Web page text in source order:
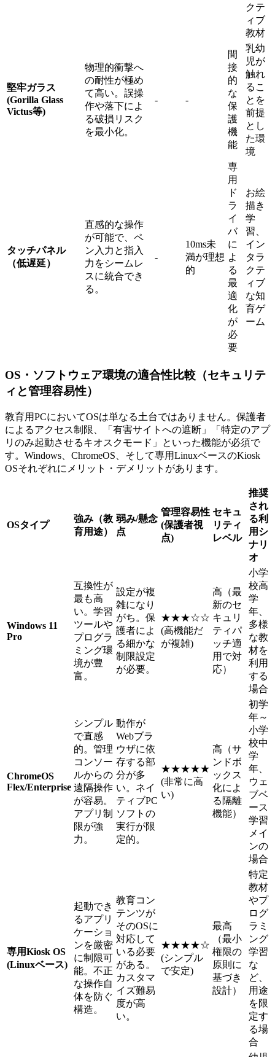
クテ
ィブ
教材
堅牢ガラス
(Gorilla Glass
Victus等)
物理的衝撃へ
の耐性が極め
て高い。誤操
作や落下によ
る破損リスク
を最小化。
- -
間
接
的
な
保
護
機
能
乳幼
児が
触れ
るこ
とを
前提
とし
た環
境
タッチパネル
（低遅延）
直感的な操作
が可能で、ペ
ン入力と指入
力をシームレ
スに統合でき
る。
-
10ms未
満が理想
的
専
用
ド
ラ
イ
バ
に
よ
る
最
適
化
が
必
要
お絵
描き
学
習、
イン
タラ
クテ
ィブ
な知
育ゲ
ーム
OS・ソフトウェア環境の適合性比較（セキュリテ
ィと管理容易性）
教育用PCにおいてOSは単なる土台ではありません。保護者
によるアクセス制限、「有害サイトへの遮断」「特定のアプ
リのみ起動させるキオスクモード」といった機能が必須で
す。Windows、ChromeOS、そして専用LinuxベースのKiosk
OSそれぞれにメリット・デメリットがあります。
OSタイプ
強み（教
育用途）
弱み/懸念
点
管理容易性
(保護者視
点)
セキュ
リティ
レベル
推奨
され
る利
用シ
ナリ
オ
Windows 11
Pro
互換性が
最も高
い。学習
ツールや
プログラ
ミング環
境が豊
富。
設定が複
雑になり
がち。保
護者によ
る細かな
制限設定
が必要。
★★★☆☆
(高機能だ
が複雑)
高（最
新のセ
キュリ
ティパ
ッチ適
用で対
応）
小学
校高
学
年、
多様
な教
材を
利用
する
場合
ChromeOS
Flex/Enterprise
シンプル
で直感
的。管理
コンソー
ルからの
遠隔操作
が容易。
アプリ制
限が強
力。
動作が
Webブラ
ウザに依
存する部
分が多
い。ネイ
ティブPC
ソフトの
実行が限
定的。
★★★★★
(非常に高
い)
高（サ
ンドボ
ックス
化によ
る隔離
機能）
初学
年～
小学
校中
学
年、
ウェ
ブベ
ース
学習
メイ
ンの
場合
専用Kiosk OS
(Linuxベース)
起動でき
るアプリ
ケーショ
ンを厳密
に制限可
能。不正
な操作自
体を防ぐ
構造。
教育コン
テンツが
そのOSに
対応して
いる必要
がある。
カスタマ
イズ難易
度が高
い。
★★★★☆
(シンプル
で安定)
最高
（最小
権限の
原則に
基づき
設計）
特定
教材
やプ
ログ
ラミ
ング
学習
な
ど、
用途
を限
定す
る場
合